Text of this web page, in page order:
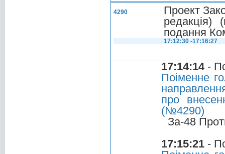
4290
Проект
подання
17:12:30 -17:16:27
17:14:14-
Поіменне
про
(№4290)
За-48
17:15:21 -